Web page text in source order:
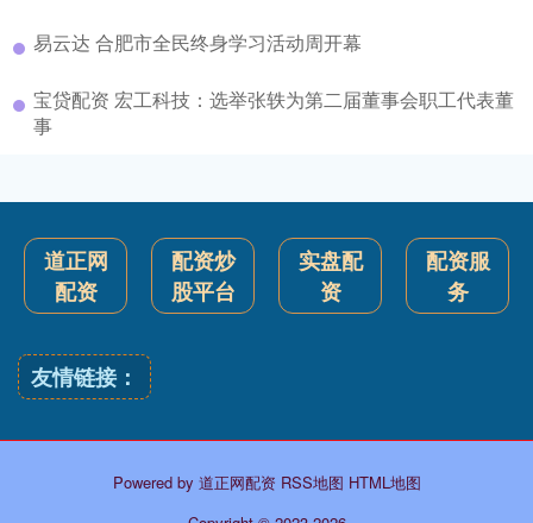
易云达 合肥市全民终身学习活动周开幕
宝贷配资 宏工科技：选举张轶为第二届董事会职工代表董
事
道正网
配资
配资炒
股平台
实盘配
资
配资服
务
友情链接：
Powered by 道正网配资 RSS地图 HTML地图